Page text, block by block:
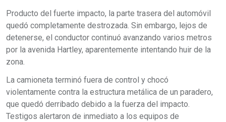
Producto del fuerte impacto, la parte trasera del automóvil
quedó completamente destrozada. Sin embargo, lejos de
detenerse, el conductor continuó avanzando varios metros
por la avenida Hartley, aparentemente intentando huir de la
zona.
La camioneta terminó fuera de control y chocó
violentamente contra la estructura metálica de un paradero,
que quedó derribado debido a la fuerza del impacto.
Testigos alertaron de inmediato a los equipos de